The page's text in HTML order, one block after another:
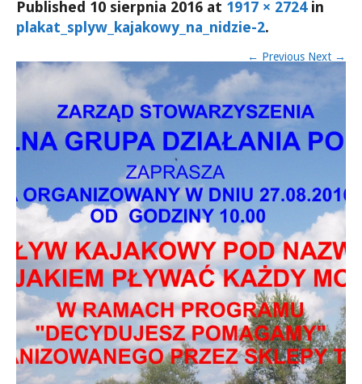
Published 10 sierpnia 2016 at 1917 × 2724in
plakat_splyw_kajakowy_na_nidzie-2.
← Previous Next →